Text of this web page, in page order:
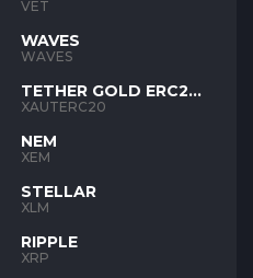
VET
WAVES
WAVES
TETHER GOLD ERC20
XAUT
XAUTERC20
NEM
XEM
STELLAR
XLM
RIPPLE
XRP